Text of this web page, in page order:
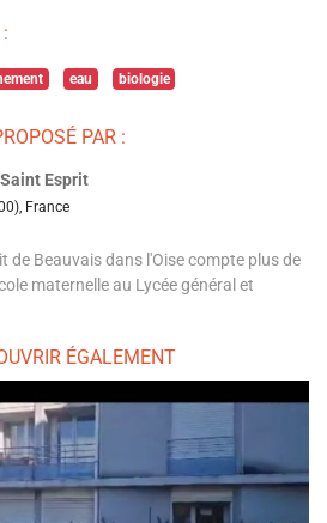
eau biologie
PAR :
Esprit
France
de Beauvais dans l'Oise compte plus de
maternelle au Lycée général et
ÉGALEMENT